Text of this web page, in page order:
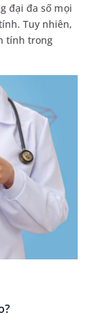
đại đa số mọi
Tuy nhiên,
tính trong